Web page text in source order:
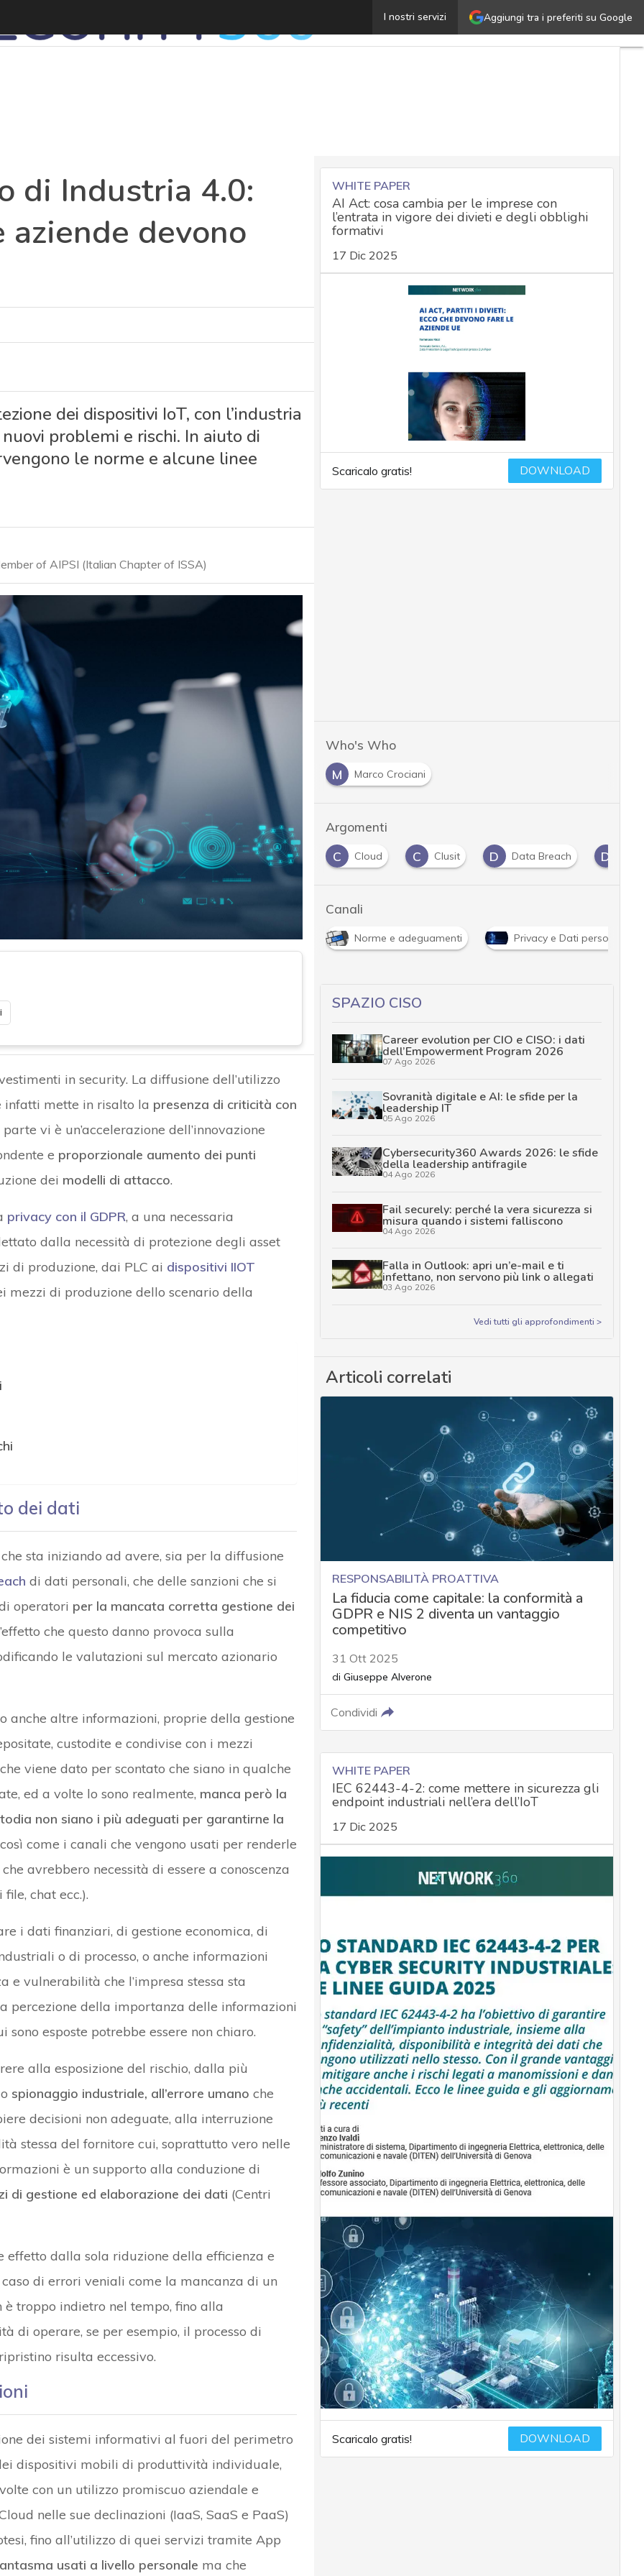
Aggiungi tra i preferiti su Google
I nostri servizi
La security al tempo di Industria 4.0: nodi e norme che
di Industria 4.0:
devono
dei dispositivi IoT, con l’industria
problemi e rischi. In aiuto di
le norme e alcune linee
of AIPSI (Italian Chapter of ISSA)
in security. La diffusione dell’utilizzo
infatti mette in risalto la presenza di criticità con
parte vi è un’accelerazione dell’innovazione
e proporzionale aumento dei punti
dei modelli di attacco.
privacy con il GDPR, a una necessaria
dalla necessità di protezione degli asset
di produzione, dai PLC ai dispositivi IIOT
mezzi di produzione dello scenario della
dei dati
sta iniziando ad avere, sia per la diffusione
di dati personali, che delle sanzioni che si
operatori per la mancata corretta gestione dei
che questo danno provoca sulla
le valutazioni sul mercato azionario
anche altre informazioni, proprie della gestione
custodite e condivise con i mezzi
viene dato per scontato che siano in qualche
ed a volte lo sono realmente, manca però la
non siano i più adeguati per garantirne la
come i canali che vengono usati per renderle
avrebbero necessità di essere a conoscenza
chat ecc.).
i dati finanziari, di gestione economica, di
o di processo, o anche informazioni
vulnerabilità che l’impresa stessa sta
percezione della importanza delle informazioni
esposte potrebbe essere non chiaro.
alla esposizione del rischio, dalla più
spionaggio industriale, all’errore umano che
decisioni non adeguate, alla interruzione
stessa del fornitore cui, soprattutto vero nelle
è un supporto alla conduzione di
di gestione ed elaborazione dei dati (Centri
dalla sola riduzione della efficienza e
di errori veniali come la mancanza di un
troppo indietro nel tempo, fino alla
di operare, se per esempio, il processo di
risulta eccessivo.
dei sistemi informativi al fuori del perimetro
dispositivi mobili di produttività individuale,
con un utilizzo promiscuo aziendale e
nelle sue declinazioni (IaaS, SaaS e PaaS)
fino all’utilizzo di quei servizi tramite App
usati a livello personale ma che
WHITE PAPER
AI Act: cosa cambia per le imprese con
l’entrata in vigore dei divieti e degli obblighi
formativi
17 Dic 2025
Scaricalo gratis! DOWNLOAD
Who's Who
M
Marco Crociani
Argomenti
B
Backup C Cloud C Clusit D Data Breach D
Canali
C
Cultura cyber Norme e adeguamenti Privacy e Dati personali
SPAZIO CISO
Career evolution per CIO e CISO: i dati
dell’Empowerment Program 2026
07 Ago 2026
Sovranità digitale e AI: le sfide per la
leadership IT
05 Ago 2026
Cybersecurity360 Awards 2026: le sfide
della leadership antifragile
04 Ago 2026
Fail securely: perché la vera sicurezza si
misura quando i sistemi falliscono
04 Ago 2026
Falla in Outlook: apri un’e-mail e ti
infettano, non servono più link o allegati
03 Ago 2026
Vedi tutti gli approfondimenti >
Articoli correlati
RESPONSABILITÀ PROATTIVA
La fiducia come capitale: la conformità a
GDPR e NIS 2 diventa un vantaggio
competitivo
31 Ott 2025
di Giuseppe Alverone
Condividi
WHITE PAPER
IEC 62443-4-2: come mettere in sicurezza gli
endpoint industriali nell’era dell’IoT
17 Dic 2025
Scaricalo gratis! DOWNLOAD